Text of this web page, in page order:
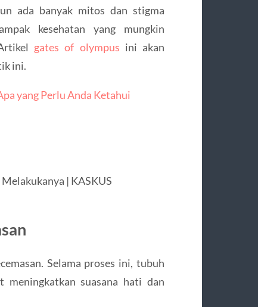
ada banyak mitos dan stigma
kesehatan yang mungkin
gates of olympus ini akan
ini.
yang Perlu Anda Ketahui
Selama proses ini, tubuh
meningkatkan suasana hati dan